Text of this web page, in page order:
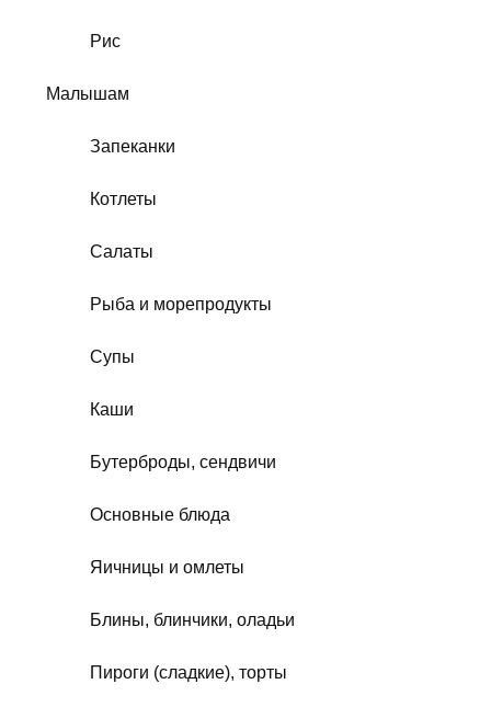
Рис
Малышам
Запеканки
Котлеты
Салаты
Рыба и морепродукты
Супы
Каши
Бутерброды, сендвичи
Основные блюда
Яичницы и омлеты
Блины, блинчики, оладьи
Пироги (сладкие), торты